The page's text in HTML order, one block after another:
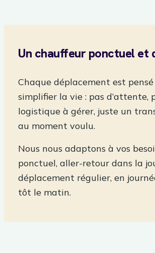
Un chauffeur ponctuel et
Chaque déplacement est
simplifier la vie : pas d’attente,
logistique à gérer, juste un
au moment voulu.
Nous nous adaptons à vos
ponctuel, aller-retour dans la
déplacement régulier, en
tôt le matin.